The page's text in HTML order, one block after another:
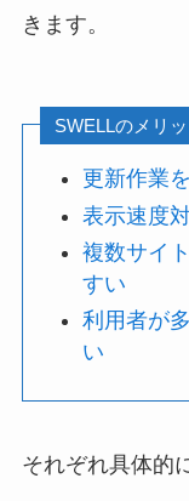
きます。
SWELLのメリ
更新作業
表示速度
複数サイ
すい
利用者が
い
それぞれ具体的